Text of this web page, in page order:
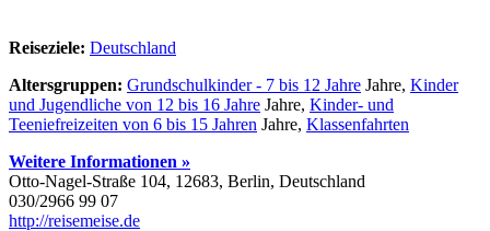
Reiseziele: Deutschland
Altersgruppen: Grundschulkinder - 7 bis 12 Jahre Jahre, Kinder
und Jugendliche von 12 bis 16 Jahre Jahre, Kinder- und
Teeniefreizeiten von 6 bis 15 Jahren Jahre, Klassenfahrten
Weitere Informationen »
Otto-Nagel-Straße 104, 12683, Berlin, Deutschland
030/2966 99 07
http://reisemeise.de